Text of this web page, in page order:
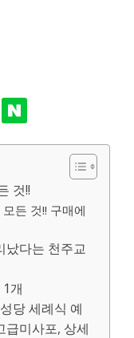
것!!
든 것!! 구매에
났다는 천주교
개
당 세례식 예
급미사포, 상세